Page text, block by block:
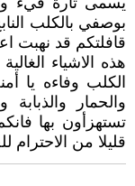
بوصفي بالكلب
قافلتكم قد نهبت
هذه الاشياء
الكلب وفاءه يا
والحمار
تستهزأون بها
قليلا من الاحترام